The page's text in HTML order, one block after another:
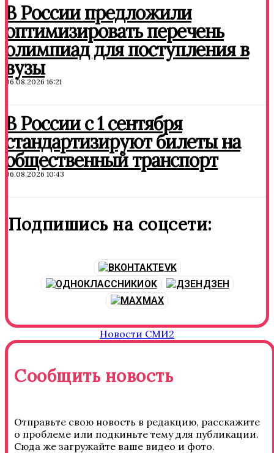
В России предложили
оптимизировать перечень
олимпиад для поступления в
вузы
06.08.2026 16:21
В России с 1 сентября
стандартизируют билеты на
общественный транспорт
06.08.2026 10:43
Подпишись на соцсети:
VK
OK
ДЗЕН
MAX
Новости СМИ2
Сообщить новость
Отправьте свою новость в редакцию, расскажите
о проблеме или подкиньте тему для публикации.
Сюда же загружайте ваше видео и фото.